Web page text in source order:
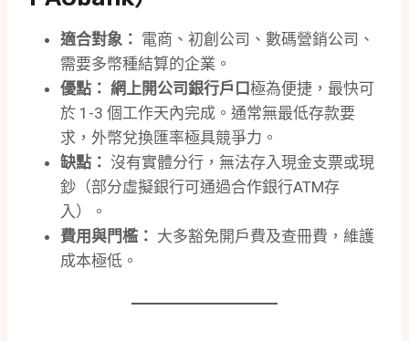
適合對象： 電商、初創公司、數碼營銷公司、
需要多幣種結算的企業。
優點： 網上開公司銀行戶口極為便捷，最快可
於 1-3 個工作天內完成。通常無最低存款要
求，外幣兌換匯率極具競爭力。
缺點： 沒有實體分行，無法存入現金支票或現
鈔（部分虛擬銀行可通過合作銀行ATM存
入）。
費用與門檻： 大多豁免開戶費及查冊費，維護
成本極低。